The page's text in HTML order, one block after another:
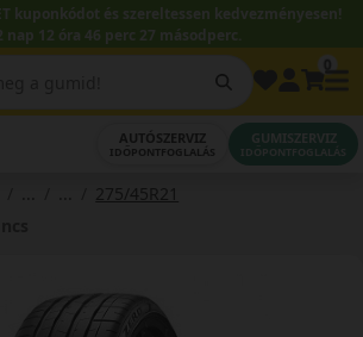
kuponkódot és szereltessen kedvezményesen!
nap 12 óra 46 perc 26 másodperc.
AUTÓSZERVIZ
IDŐPONTFOGLALÁS
GUMISZERVIZ
IDŐPONTFOGLALÁS
275/45R21